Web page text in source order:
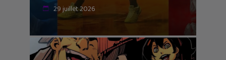
29 juillet 2026